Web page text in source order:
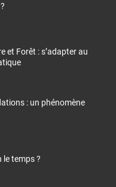
et Forêt : s’adapter au
: un phénomène
le temps ?